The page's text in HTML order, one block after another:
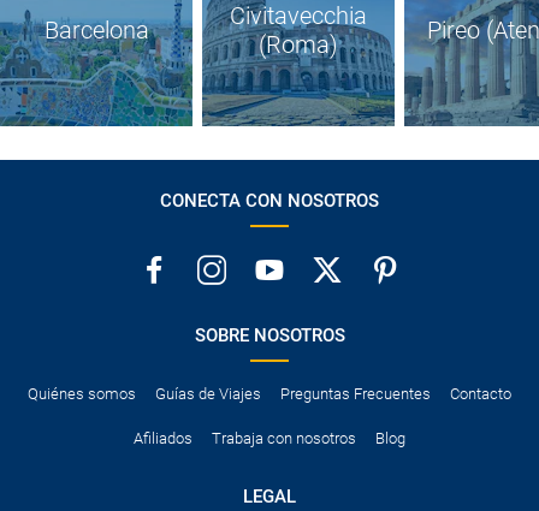
Barcelona
Civitavecchia
(Roma)
Pireo
CONECTA CON NOSOTROS
SOBRE NOSOTROS
Quiénes somos Guías de Viajes Preguntas Frecuentes Contacto
Afiliados Trabaja con nosotros Blog
LEGAL